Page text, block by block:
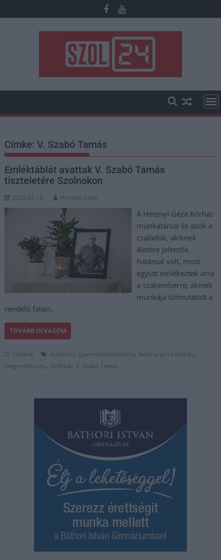
to
Címke:V. Szabó Tamás
Emléktáblát avattak V. Szabó Tamás
tiszteletére Szolnokon
2026.02.18. Horváth Zsolt
A Hetényi Géza Kórház
munkatársai és azok a
családok, akiknek
életére jelentős
hatással volt, most
együtt emlékeztek arra
a szakemberre, akinek
munkája túlmutatott a
rendelő falain.
TOVÁBB OLVASOM
Szolnok autizmus, gyermekpszichiátria, hetényi géza kórház,
megemlékezés, Szolnok,V. Szabó Tamás